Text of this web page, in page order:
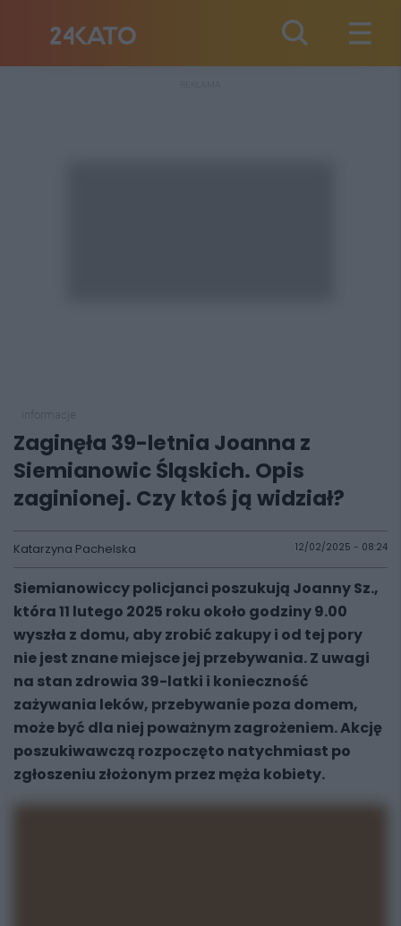
Zaginęła 39-letnia Joanna z
Siemianowic Śląskich. Opis
zaginionej. Czy ktoś ją widział?
Katarzyna Pachelska 12/02/2025 - 08:24
Siemianowiccy policjanci poszukują Joanny Sz.,
która 11 lutego 2025 roku około godziny 9.00
wyszła z domu, aby zrobić zakupy i od tej pory
nie jest znane miejsce jej przebywania. Z uwagi
na stan zdrowia 39-latki i konieczność
zażywania leków, przebywanie poza domem,
może być dla niej poważnym zagrożeniem. Akcję
poszukiwawczą rozpoczęto natychmiast po
zgłoszeniu złożonym przez męża kobiety.